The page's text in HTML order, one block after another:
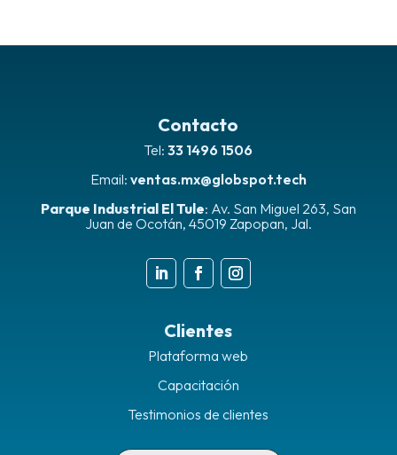
Contacto
Tel:33 1496 1506
Email: ventas.mx@globspot.tech
Parque Industrial El Tule: Av. San Miguel 263, San
Juan de Ocotán, 45019 Zapopan, Jal.
Clientes
Plataforma web
Capacitación
Testimonios de clientes